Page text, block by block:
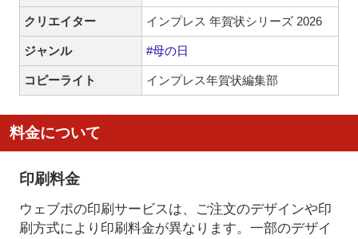
クリエイター インプレス 年賀状シリーズ 2026
ジャンル #母の日
コピーライト インプレス年賀状編集部
料金について
印刷料金
ウェブポの印刷サービスは、ご注文のデザインや印
刷方式により印刷料金が異なります。一部のデザイ